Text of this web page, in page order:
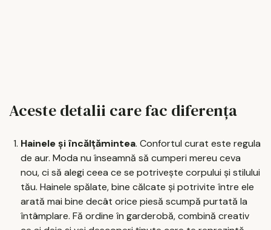
Aceste detalii care fac diferența
Hainele și încălțămintea. Confortul curat este regula
de aur. Moda nu înseamnă să cumperi mereu ceva
nou, ci să alegi ceea ce se potrivește corpului și stilului
tău. Hainele spălate, bine călcate și potrivite între ele
arată mai bine decât orice piesă scumpă purtată la
întâmplare. Fă ordine în garderobă, combină creativ